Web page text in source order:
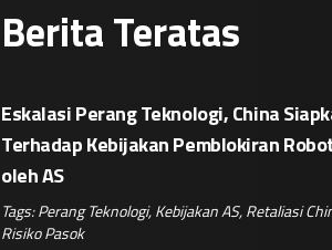
Berita Teratas
Eskalasi Perang Teknologi, China
Terhadap Kebijakan Pemblokiran
oleh AS
Tags:Perang Teknologi,Kebijakan AS,Retaliasi
Risiko Pasok